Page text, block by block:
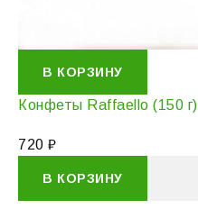
В КОРЗИНУ
Конфеты Raffaello (150 г)
720 ₽
В КОРЗИНУ